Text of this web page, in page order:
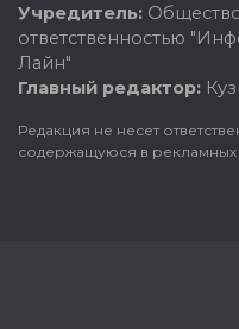
Учредитель:
ответственностью
Лайн"
Главный редактор:
Редакция не несет
содержащуюся в рекламных